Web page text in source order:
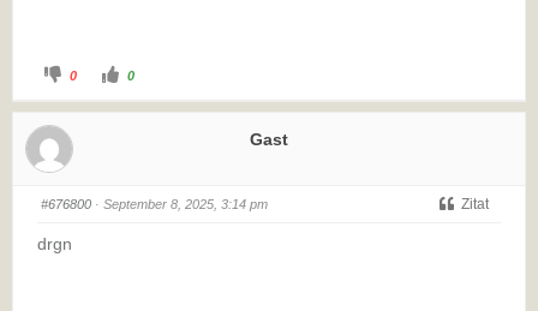
0 0
Gast
#676800 · September 8, 2025, 3:14 pm Zitat
drgn